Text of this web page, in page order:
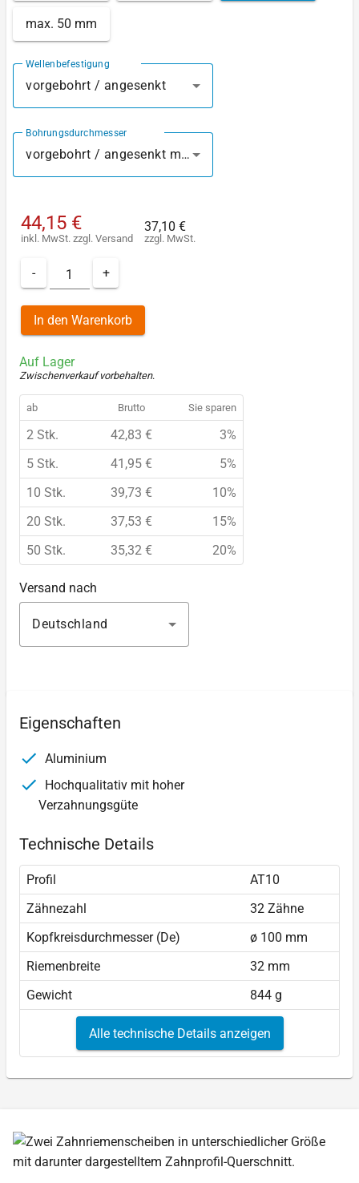
max. 50 mm
Wellenbefestigung
vorgebohrt / angesenkt
Bohrungsdurchmesser
vorgebohrt / angesenkt mm
44,15 €
inkl. MwSt. zzgl. Versand
37,10 €
zzgl. MwSt.
- +
In den Warenkorb
Auf Lager
Zwischenverkauf vorbehalten.
ab Brutto Sie sparen
2 Stk. 42,83 €
3%
5 Stk.
41,95 €
5%
10 Stk.
39,73 €
10%
20 Stk.
37,53 €
15%
50 Stk.
35,32 € 20%
Versand nach
Deutschland
Eigenschaften
Aluminium
Hochqualitativ mit hoher
Verzahnungsgüte
Technische Details
Profil
AT10
Zähnezahl
32 Zähne
Kopfkreisdurchmesser (De)
ø 100 mm
Riemenbreite
32 mm
Gewicht
844 g
Alle technische Details anzeigen